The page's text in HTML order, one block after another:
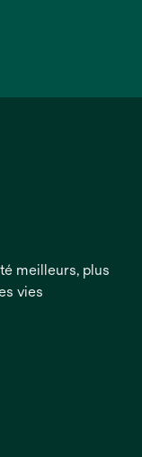
meilleurs, plus
vies